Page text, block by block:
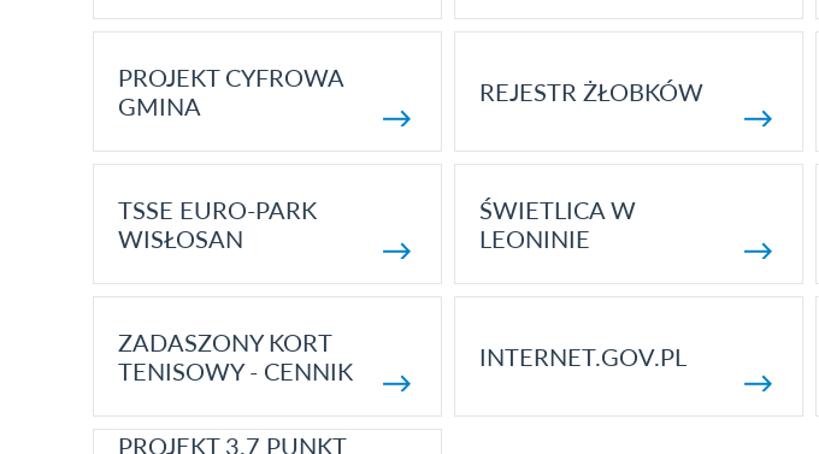
PROJEKT CYFROWA
GMINA
REJESTR ŻŁOBKÓW
TSSE EURO-PARK
WISŁOSAN
ŚWIETLICA W
LEONINIE
ZADASZONY KORT
TENISOWY - CENNIK
INTERNET.GOV.PL
PROJEKT 3.7 PUNKT